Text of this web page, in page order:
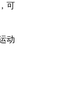
可
动